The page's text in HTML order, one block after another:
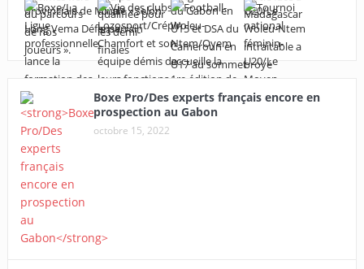
Boxe Pro/Des experts français encore en
prospection au Gabon
octobre 15, 2022